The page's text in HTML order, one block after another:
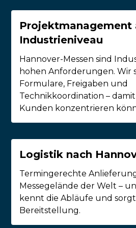
Projektmanagement
Industrieniveau
Hannover-Messen sind
hohen Anforderungen. Wir
Formulare, Freigaben und
Technikkoordination –
Kunden konzentrieren
Logistik nach
Termingerechte
Messegelände der Welt –
kennt die Abläufe und
Bereitstellung.